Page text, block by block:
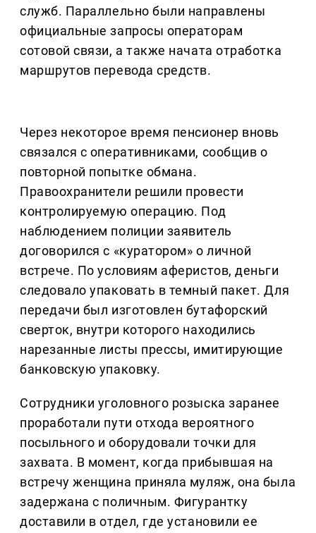
служб. Параллельно были направлены
официальные запросы операторам
сотовой связи, а также начата отработка
маршрутов перевода средств.
Через некоторое время пенсионер вновь
связался с оперативниками, сообщив о
повторной попытке обмана.
Правоохранители решили провести
контролируемую операцию. Под
наблюдением полиции заявитель
договорился с «куратором» о личной
встрече. По условиям аферистов, деньги
следовало упаковать в темный пакет. Для
передачи был изготовлен бутафорский
сверток, внутри которого находились
нарезанные листы прессы, имитирующие
банковскую упаковку.
Сотрудники уголовного розыска заранее
проработали пути отхода вероятного
посыльного и оборудовали точки для
захвата. В момент, когда прибывшая на
встречу женщина приняла муляж, она была
задержана с поличным. Фигурантку
доставили в отдел, где установили ее